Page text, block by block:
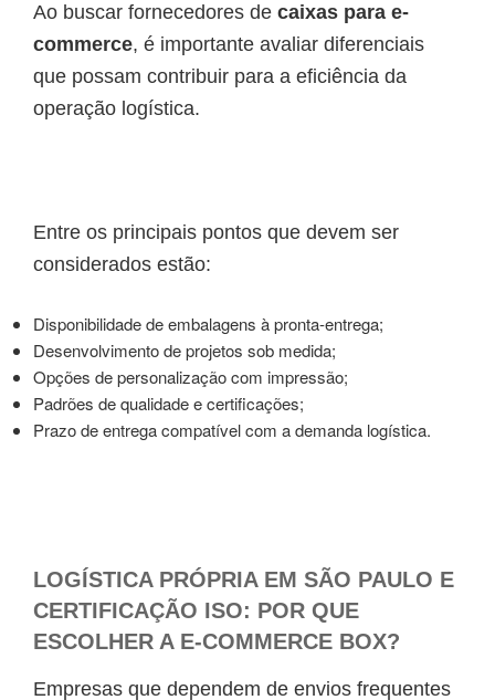
Ao buscar fornecedores de caixas para e-
commerce, é importante avaliar diferenciais
que possam contribuir para a eficiência da
operação logística.
Entre os principais pontos que devem ser
considerados estão:
Disponibilidade de embalagens à pronta-entrega;
Desenvolvimento de projetos sob medida;
Opções de personalização com impressão;
Padrões de qualidade e certificações;
Prazo de entrega compatível com a demanda logística.
LOGÍSTICA PRÓPRIA EM SÃO PAULO E
CERTIFICAÇÃO ISO: POR QUE
ESCOLHER A E-COMMERCE BOX?
Empresas que dependem de envios frequentes